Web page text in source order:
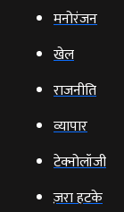
मनोरंजन
खेल
राजनीति
व्‍यापार
टेक्‍नोलॉजी
ज़रा हटके